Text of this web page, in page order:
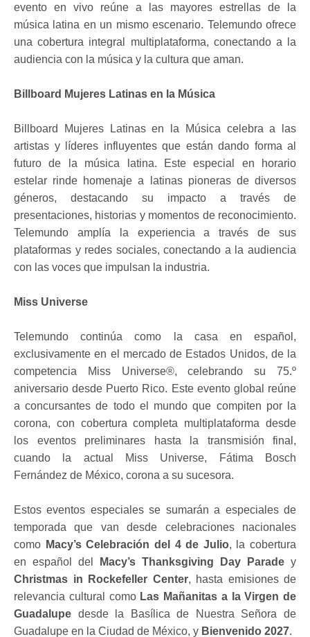
evento en vivo reúne a las mayores estrellas de la
música latina en un mismo escenario. Telemundo ofrece
una cobertura integral multiplataforma, conectando a la
audiencia con la música y la cultura que aman.
Billboard Mujeres Latinas en la Música
Billboard Mujeres Latinas en la Música celebra a las
artistas y líderes influyentes que están dando forma al
futuro de la música latina. Este especial en horario
estelar rinde homenaje a latinas pioneras de diversos
géneros, destacando su impacto a través de
presentaciones, historias y momentos de reconocimiento.
Telemundo amplía la experiencia a través de sus
plataformas y redes sociales, conectando a la audiencia
con las voces que impulsan la industria.
Miss Universe
Telemundo continúa como la casa en español,
exclusivamente en el mercado de Estados Unidos, de la
competencia Miss Universe®, celebrando su 75.º
aniversario desde Puerto Rico. Este evento global reúne
a concursantes de todo el mundo que compiten por la
corona, con cobertura completa multiplataforma desde
los eventos preliminares hasta la transmisión final,
cuando la actual Miss Universe, Fátima Bosch
Fernández de México, corona a su sucesora.
Estos eventos especiales se sumarán a especiales de
temporada que van desde celebraciones nacionales
como Macy’s Celebración del 4 de Julio, la cobertura
en español del
Macy’s Thanksgiving Day Parade y
Christmas in Rockefeller Center, hasta emisiones de
relevancia cultural como Las Mañanitas a la Virgen de
Guadalupe desde la Basílica de Nuestra Señora de
Guadalupe en la Ciudad de México, y Bienvenido 2027.